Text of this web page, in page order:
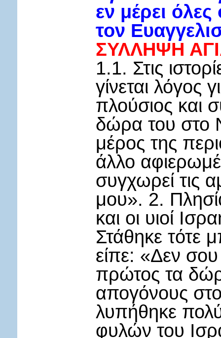
εν μέρει
τον
ΣΥΛΛΗΨΗ
1.1. Στις
γίνεται λόγος
πλούσιος και
δώρα του στο
μέρος της
άλλο
συγχωρεί τις
μου». 2.
και οι υιοί
Στάθηκε τότε
είπε: «Δεν
πρώτος τα
απογόνους
λυπήθηκε
φυλών του